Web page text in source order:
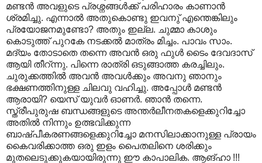
മണ്ടന്‍ അവളുടെ പ്രശ്നങ്ങള്‍ക്ക് പരിഹാരം കാണാന്‍
ശ്രമിച്ചു. എന്നാല്‍ അതുകൊണ്ടു ഇവനു് എന്തെങ്കിലും
പ്രയോജനമുണ്ടോ? അതും ഇല്ല. ചുമ്മാ കാശും
കൊടുത്ത് പുറകേ നടക്കല്‍ മാത്രം മിച്ചം. പാവം സാം.
മദ്യം തോടാതെ തന്നെ അവന്‍ ഒരു ഫുള്‍ ടൈം ദേവദാസ്
ആയി തീറ്‌ന്നു. പിന്നെ രാത്രി ഒടുങ്ങാത്ത കരച്ചിലും.
ചുരുക്കത്തില്‍ അവന്‍ അവള്‍ക്കും അവനു ഞാനും
ഭക്ഷണത്തിനുള്ള ചിലവു വഹിച്ചു. അപ്പോള്‍ മണ്ടന്‍
ആരായി? യെസ് യുവര്‍ ഓണര്‍. ഞാന്‍ തന്നെ.
സ്ത്രീപുരുഷ ബന്ധങ്ങളുടെ അന്തര്‍ലീനതകളെക്കുറിച്ചോ
അതില്‍ നിന്നും ഉത്ഭവിക്കുന്ന
ബാഷ്പീകരണങ്ങളെക്കുറിച്ചോ മനസിലാക്കാനുള്ള പ്രായം
കൈവരിക്കാത്ത ഒരു ഇളം പൈതലിനെ ശരിക്കും
മുതലെടുക്കുകയായിരുന്നു ഈ കാപാലിക. ആങ്ഹാ !!!